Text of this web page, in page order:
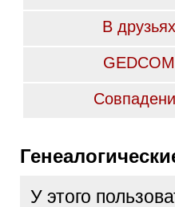
В друзьях
GEDCOM
У этого